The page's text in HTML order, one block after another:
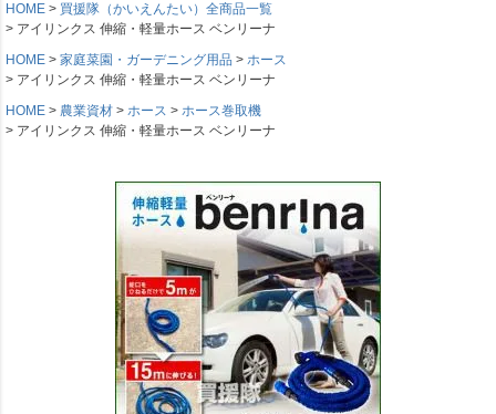
HOME
買援隊（かいえんたい）全商品一覧
アイリンクス 伸縮・軽量ホース ベンリーナ
HOME
家庭菜園・ガーデニング用品
ホース
アイリンクス 伸縮・軽量ホース ベンリーナ
HOME
農業資材 ホース
ホース巻取機
アイリンクス 伸縮・軽量ホース ベンリーナ